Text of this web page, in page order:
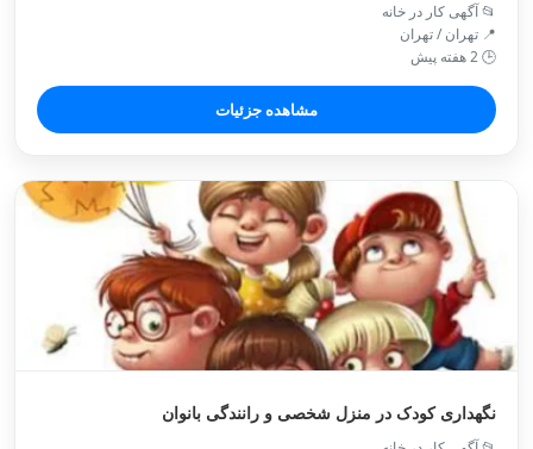
📂 آگهی کار در خانه
📍 تهران / تهران
🕒 2 هفته پیش
مشاهده جزئیات
نگهداری کودک در منزل شخصی و رانندگی بانوان